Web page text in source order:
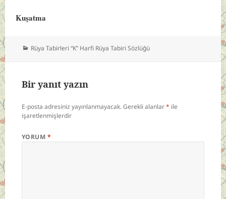
Kuşatma
Kategoriler
Rüya Tabirleri “K” Harfi Rüya Tabiri Sözlüğü
Bir yanıt yazın
E-posta adresiniz yayınlanmayacak.Gerekli alanlar* ile
işaretlenmişlerdir
YORUM *